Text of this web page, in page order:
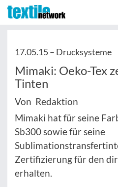
17.05.15 – Drucksysteme
Mimaki: Oeko-Tex
Tinten
Von Redaktion
Mimaki hat für seine
Sb300 sowie für seine
Zertifizierung für den
erhalten.